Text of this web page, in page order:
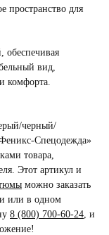
пространство для
обеспечивая
вид,
комфорта.
черный/
Спецодежда»
товара,
Этот артикул и
можно заказать
или в одном
8 (800) 700-60-24 и